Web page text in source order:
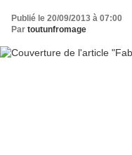
Publié le 20/09/2013 à 07:00
Par toutunfromage